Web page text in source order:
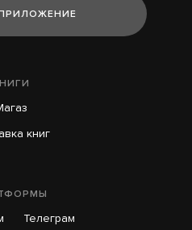
— уже третий с конца
книг
Телеграм